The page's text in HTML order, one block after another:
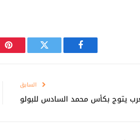
فيسبوك تويتر
السابق
يتوج بكأس محمد السادس للبولو